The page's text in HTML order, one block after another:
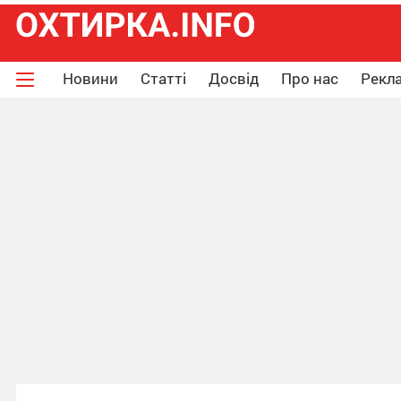
Новини Статті Досвід Про нас